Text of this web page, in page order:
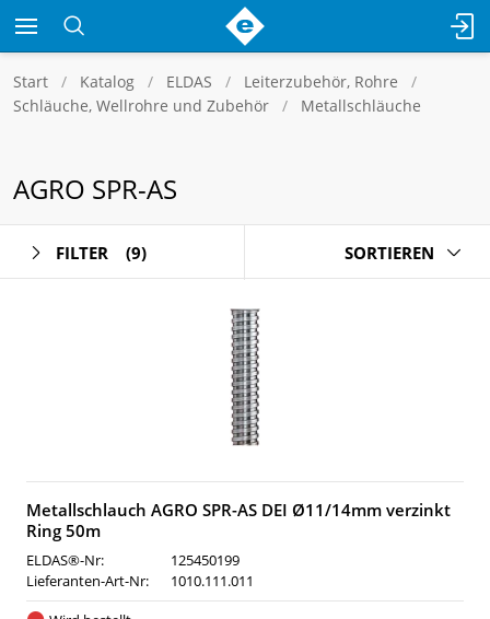
Start Katalog ELDAS
Leiterzubehör, Rohre
Schläuche, Wellrohre und Zubehör
Metallschläuche
AGRO SPR-AS
FILTER (9) SORTIEREN
Metallschlauch AGRO SPR-AS DEI Ø11/14mm verzinkt
Ring 50m
ELDAS®-Nr:
125450199
Lieferanten-Art-Nr:
1010.111.011